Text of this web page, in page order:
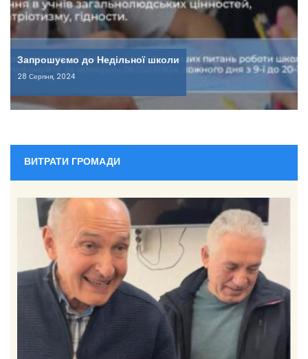
Запрошуємо до Недільної школи
28 Серпня, 2024
ВИТРАТИ ГРОМАДИ